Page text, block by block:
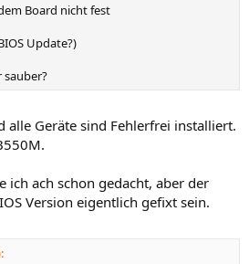
Board nicht fest
Update?)
alle Geräte sind Fehlerfrei installiert.
ich ach schon gedacht, aber der
Version eigentlich gefixt sein.